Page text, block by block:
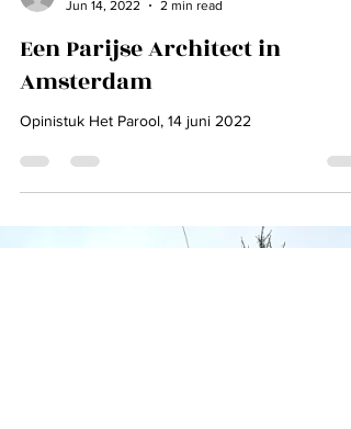
Olav Ulrich
Jun 14, 2022
2 min read
Een Parijse Architect in
Amsterdam